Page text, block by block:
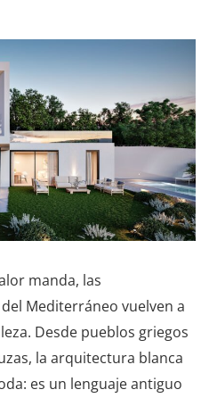
manda, las
Mediterráneo vuelven a
Desde pueblos griegos
la arquitectura blanca
es un lenguaje antiguo